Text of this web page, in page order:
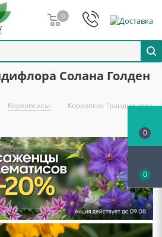
0
Солана Голден
- Кореопсисы - Кореопсис Грандифлора
0
0